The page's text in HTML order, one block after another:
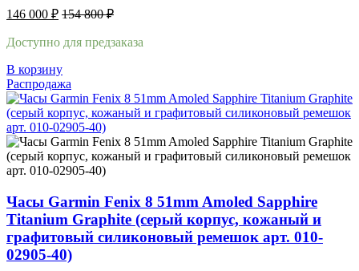
146 000 ₽ 154 800₽
Доступно для предзаказа
В корзину
Распродажа
Часы Garmin Fenix 8 51mm Amoled Sapphire
Titanium Graphite (серый корпус, кожаный и
графитовый силиконовый ремешок арт. 010-
02905-40)